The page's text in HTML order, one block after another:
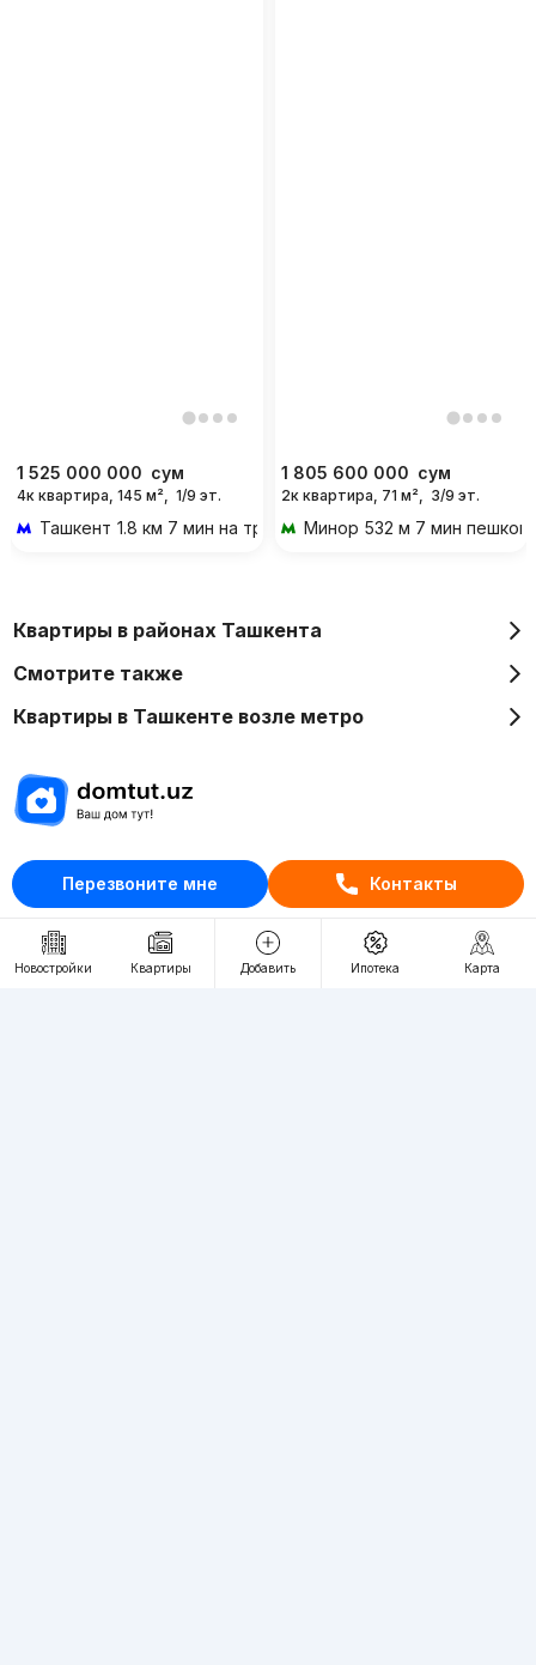
Перезвоните мне Контакты
1 525 000 000 сум
4к квартира, 145 м², 1/9 эт.
Ташкент 1.8 км 7 мин на транспорте
1 805 600 000 сум
2к квартира, 71 м², 3/9 эт.
Минор 532 м 7 мин пешком
Новостройки Квартиры Добавить Ипотека Карта
Квартиры в районах Ташкента
Смотрите также
Квартиры в Ташкенте возле метро
Отдел рекламы
+998 (78) 113-20-86
+998 (93) 390-30-10
Пн-Пт. С 9:30 до 18:00